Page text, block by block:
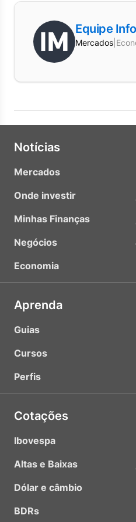
Equipe
Mercados
Notícias
Mercados
Onde investir
Minhas Finanças
Negócios
Economia
Aprenda
Guias
Cursos
Perfis
Cotações
Ibovespa
Altas e Baixas
Dólar e câmbio
BDRs